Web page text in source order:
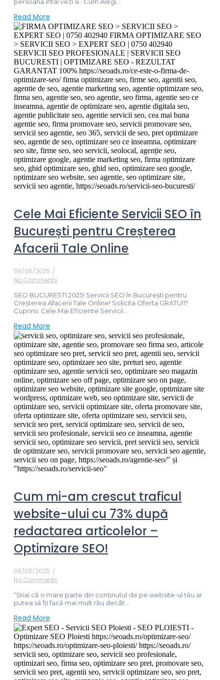
Read More
Cele Mai Eficiente Servicii SEO în
București pentru Creșterea
Afacerii Tale Online
09/06/2025 /
No Comments
SEO BUCURESTI 2025! Servicii SEO în București pentru
Creșterea Afacerii Tale Online! Solicita Oferta GRATUIT!
Cuprins: Cele Mai Eficiente Servicii...
Read More
Cum mi-am crescut traficul
website-ului cu 73% după
redactarea articolelor –
Optimizare SEO!
06/05/2025 /
No Comments
“Știai că o mare parte din conținutul de pe website-ul tău ar
putea să îți facă mai mult rău decât...
Read More